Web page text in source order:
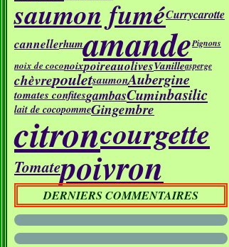
saumon fuméCurrycarotte
cannellerhumamandePignons
noix de coconoixpoireauolivesVanilleasperge
chèvrepouletsaumonAubergine
tomates confitesgambasCuminbasilic
lait de cocopommeGingembre
citroncourgette
Tomatepoivron
DERNIERS COMMENTAIRES